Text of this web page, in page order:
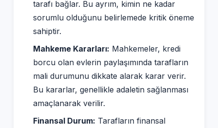
tarafı bağlar. Bu ayrım, kimin ne kadar
sorumlu olduğunu belirlemede kritik öneme
sahiptir.
Mahkeme Kararları: Mahkemeler, kredi
borcu olan evlerin paylaşımında tarafların
mali durumunu dikkate alarak karar verir.
Bu kararlar, genellikle adaletin sağlanması
amaçlanarak verilir.
Finansal Durum: Tarafların finansal